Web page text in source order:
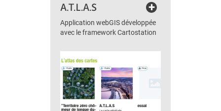
A.T.L.A.S +
Application webGIS développée
avec le framework Cartostation